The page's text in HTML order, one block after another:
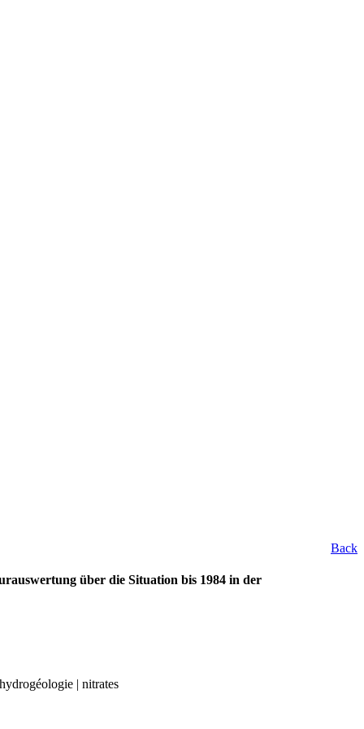
Back
über die Situation bis 1984 in der
| nitrates